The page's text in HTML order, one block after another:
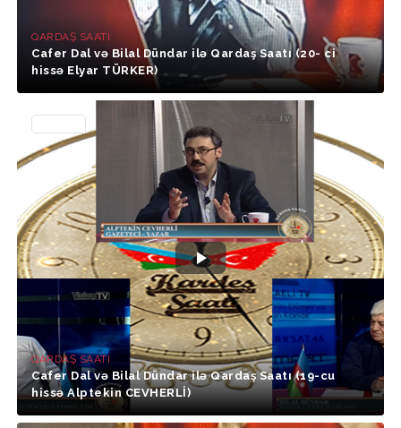
QARDAŞ SAATI
Cafer Dal və Bilal Dündar ilə Qardaş Saatı (20- ci
hissə Elyar TÜRKER)
QARDAŞ SAATI
Cafer Dal və Bilal Dündar ilə Qardaş Saatı (19-cu
hissə Alptekin CEVHERLİ)